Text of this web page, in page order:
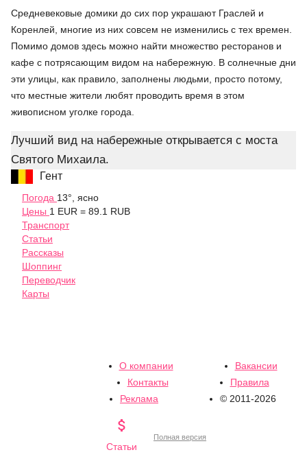
Средневековые домики до сих пор украшают Граслей и
Коренлей, многие из них совсем не изменились с тех времен.
Помимо домов здесь можно найти множество ресторанов и
кафе с потрясающим видом на набережную. В солнечные дни
эти улицы, как правило, заполнены людьми, просто потому,
что местные жители любят проводить время в этом
живописном уголке города.
Лучший вид на набережные открывается с моста
Святого Михаила.
Гент
Погода 13°, ясно
Цены 1 EUR = 89.1 RUB
Транспорт
Статьи
Рассказы
Шоппинг
Переводчик
Карты
О компании
Вакансии
Контакты
Правила
Реклама
© 2011-2026

Статьи
Полная версия